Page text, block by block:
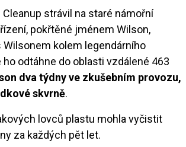
strávil na staré námořní
pokřtěné jménem Wilson,
kolem legendárního
odtáhne do oblasti vzdálené 463
dva týdny ve zkušebním provozu,
skvrně.
lovců plastu mohla vyčistit
za každých pět let.